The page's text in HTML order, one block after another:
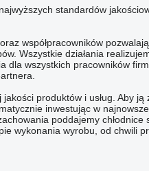
standardów
współpracowników
Wszystkie działania
dla wszystkich pracowników
produktów i usług. Aby
inwestując w
poddajemy chłodnice
wykonania wyrobu, od chwili